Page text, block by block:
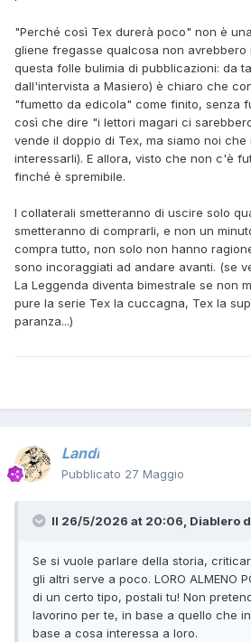
"Perché così Tex durerà poco" non è
gliene fregasse qualcosa non avrebbero
questa folle bulimia di pubblicazioni: da
dall'intervista a Masiero) è chiaro che
"fumetto da edicola" come finito, senza
così che dire "i lettori magari ci
vende il doppio di Tex, ma siamo noi
interessarli). E allora, visto che non c'è
finché è spremibile.
I collaterali smetteranno di uscire solo
smetteranno di comprarli, e non un
compra tutto, non solo non hanno
sono incoraggiati ad andare avanti. (se
La Leggenda diventa bimestrale se non
pure la serie Tex la cuccagna, Tex la
paranza...)
Landi
Pubblicato 27 Maggio
Il 26/5/2026 at 20:06, Diablero
Se si vuole parlare della storia,
gli altri serve a poco. LORO ALMENO
di un certo tipo, postali tu! Non
lavorino per te, in base a quello che
base a cosa interessa a loro.